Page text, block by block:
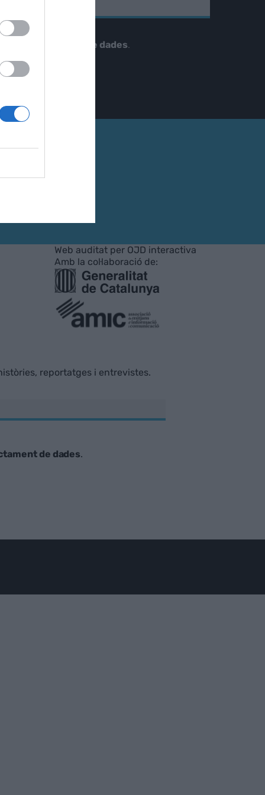
tractament de dades.
Web auditat per OJD interactiva
Amb la col·laboració de:
reportatges i entrevistes.
de dades.